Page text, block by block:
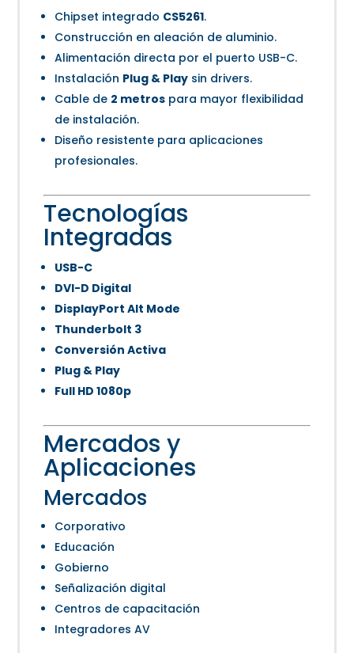
Chipset integrado CS5261.
Construcción en aleación de aluminio.
Alimentación directa por el puerto USB-C.
Instalación Plug & Play sin drivers.
Cable de 2 metros para mayor flexibilidad
de instalación.
Diseño resistente para aplicaciones
profesionales.
Tecnologías
Integradas
USB-C
DVI-D Digital
DisplayPort Alt Mode
Thunderbolt 3
Conversión Activa
Plug & Play
Full HD 1080p
Mercados y
Aplicaciones
Mercados
Corporativo
Educación
Gobierno
Señalización digital
Centros de capacitación
Integradores AV